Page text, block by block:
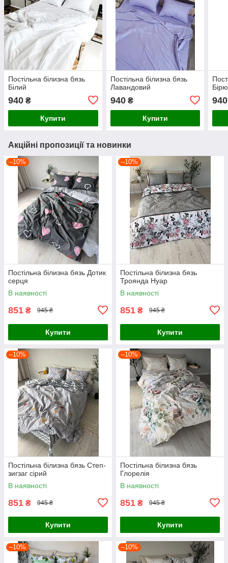
Постільна білизна бязь
Білий
940 ₴
Купити
Постільна білизна бязь
Лавандовий
940₴
Купити
940
Акційні пропозиції та новинки
–10%
Постільна білизна бязь Дотик
серця
В наявності
851 ₴ 945 ₴
Купити
–10%
Постільна білизна бязь
Троянда Нуар
В наявності
851 ₴ 945 ₴
Купити
–10%
Постільна білизна бязь Степ-
зигзаг сірий
В наявності
851 ₴ 945 ₴
Купити
–10%
Постільна білизна бязь
Глорелія
В наявності
851 ₴ 945 ₴
Купити
–10% –10%